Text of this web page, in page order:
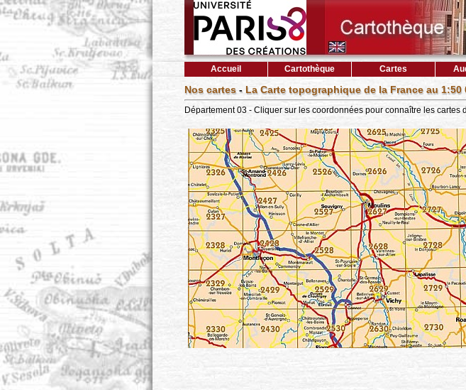
Accueil Cartothèque Cartes
Nos cartes- La Carte topographique de la France au 1:50
Département 03 - Cliquer sur les coordonnées pour connaître les cartes